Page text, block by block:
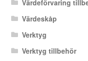
Värdeförvaring
Värdeskåp
Verktyg
Verktyg tillbehör